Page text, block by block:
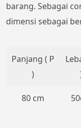
barang. Sebagai
dimensi sebagai
Panjang ( P
)
80 cm